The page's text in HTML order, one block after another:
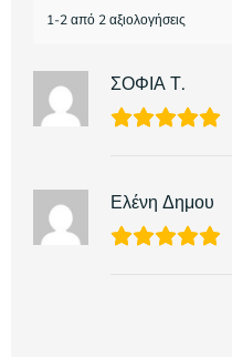
1-2 από 2 αξιολογήσεις
ΣΟΦΙΑ Τ.
Ελένη Δημου